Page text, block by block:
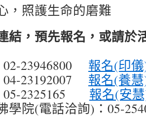
，照護生命的磨難
結，預先報名，或請於
02-23946800 報名(印
04-23192007 報名(養
05-2325165 報名(安
學院(電話洽詢)：05-